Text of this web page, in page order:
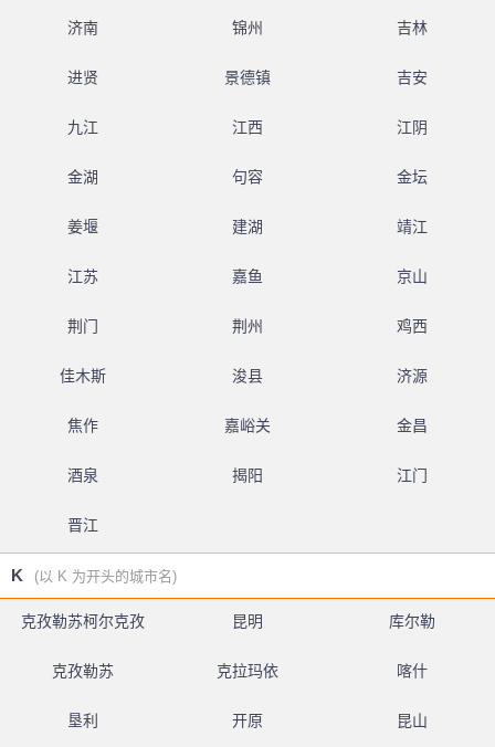
济南 锦州 吉林
进贤 景德镇 吉安
九江 江西 江阴
金湖 句容 金坛
姜堰 建湖 靖江
江苏 嘉鱼 京山
荆门 荆州 鸡西
佳木斯 浚县 济源
焦作 嘉峪关 金昌
酒泉 揭阳 江门
晋江
K (以 K 为开头的城市名)
克孜勒苏柯尔克孜 昆明 库尔勒
克孜勒苏 克拉玛依 喀什
垦利 开原 昆山